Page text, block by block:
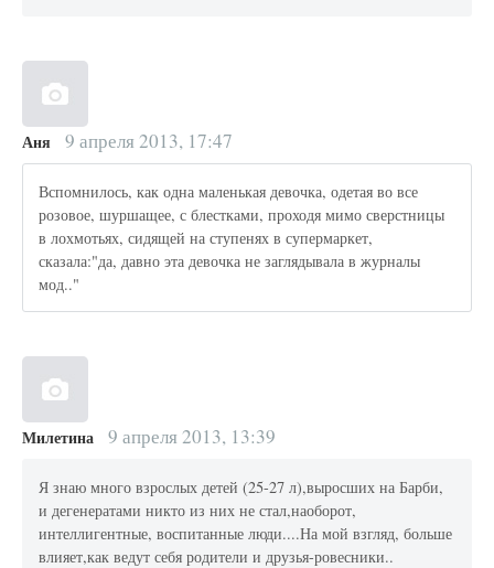
Аня 9 апреля 2013, 17:47
Вспомнилось, как одна маленькая девочка, одетая во все
розовое, шуршащее, с блестками, проходя мимо сверстницы
в лохмотьях, сидящей на ступенях в супермаркет,
сказала:"да, давно эта девочка не заглядывала в журналы
мод.."
Милетина 9 апреля 2013, 13:39
Я знаю много взрослых детей (25-27 л),выросших на Барби,
и дегенератами никто из них не стал,наоборот,
интеллигентные, воспитанные люди....На мой взгляд, больше
влияет,как ведут себя родители и друзья-ровесники..